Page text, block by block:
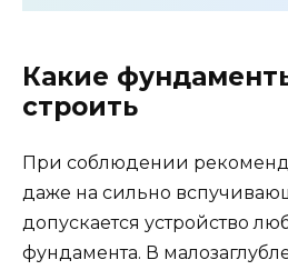
Какие
строить
При соблюдении
даже на сильно
допускается устройство
фундамента. В